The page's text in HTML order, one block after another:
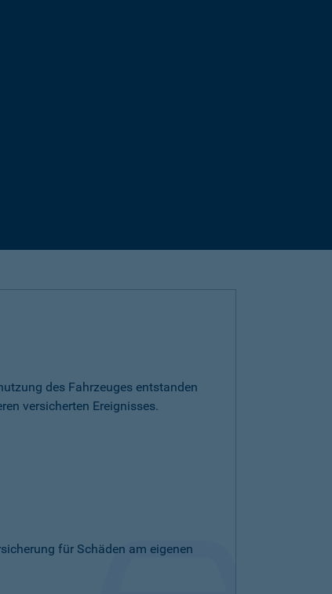
des Fahrzeuges entstanden
versicherten Ereignisses.
für Schäden am eigenen